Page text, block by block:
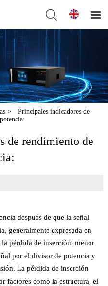
 
>
Principales indicadores de
de rendimiento de
después de que la señal
generalmente expresada en
pérdida de inserción, menor
por el divisor de potencia y
La pérdida de inserción
factores como la estructura, el